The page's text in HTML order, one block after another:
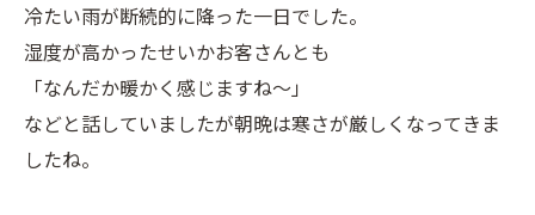
冷たい雨が断続的に降った一日でした。
湿度が高かったせいかお客さんとも
「なんだか暖かく感じますね～」
などと話していましたが朝晩は寒さが厳しくなってきま
したね。